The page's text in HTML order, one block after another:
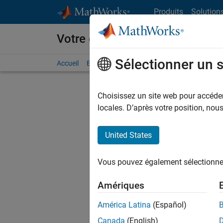
Produits
Votre carrière chez MathWorks
Accueil Explorer nos opportunités Adresses de
FILTRER
d'offre
Les
Sélectionner un
Choisissez un site web pour
locales. D’après votre position,
United States
Vous pouvez également
Amériques
América Latina (Español)
Canada (English)